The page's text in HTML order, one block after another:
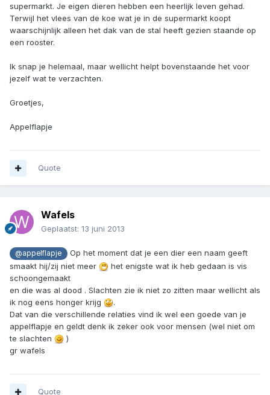
supermarkt. Je eigen dieren hebben een heerlijk leven gehad.
Terwijl het vlees van de koe wat je in de supermarkt koopt
waarschijnlijk alleen het dak van de stal heeft gezien staande op
een rooster.
Ik snap je helemaal, maar wellicht helpt bovenstaande het voor
jezelf wat te verzachten.
Groetjes,
Appelflapje
Quote
Wafels
Geplaatst: 13 juni 2013
@appelflapje
Op het moment dat je een dier een naam geeft
smaakt hij/zij niet meer
het enigste wat ik heb gedaan is vis
schoongemaakt
en die was al dood . Slachten zie ik niet zo zitten maar wellicht als
ik nog eens honger krijg
.
Dat van die verschillende relaties vind ik wel een goede van je
appelflapje en geldt denk ik zeker ook voor mensen (wel niet om
te slachten
)
gr wafels
Quote